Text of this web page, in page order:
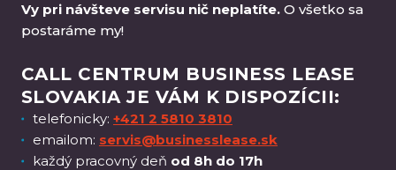
Vy pri návšteve servisu nič neplatíte. O všetko sa
postaráme my!
CALL CENTRUM BUSINESS LEASE
SLOVAKIA JE VÁM K DISPOZÍCII:
telefonicky: +421 2 5810 3810
emailom: servis@businesslease.sk
každý pracovný deň od 8h do 17h